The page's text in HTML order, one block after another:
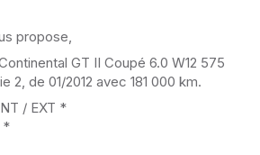
propose,
GT II Coupé 6.0 W12 575
2, de 01/2012 avec 181 000 km.
/ EXT *
*